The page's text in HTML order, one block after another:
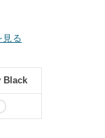
見る
Black